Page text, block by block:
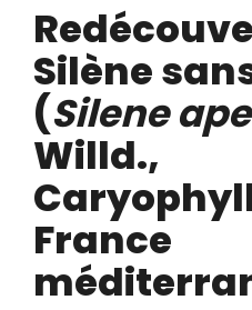
Silène
(Silene
Willd.,
France